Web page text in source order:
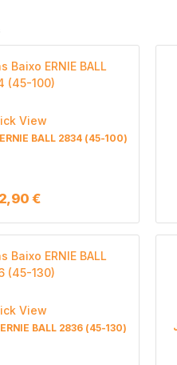
View
BALL 2834 (45-100)
€
View
BALL 2836 (45-130)